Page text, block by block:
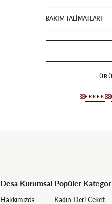
BAKIM TALİMATLARI
ERKEK
Desa Kurumsal
Hakkımızda
Popüler
Kadın Deri Ceket